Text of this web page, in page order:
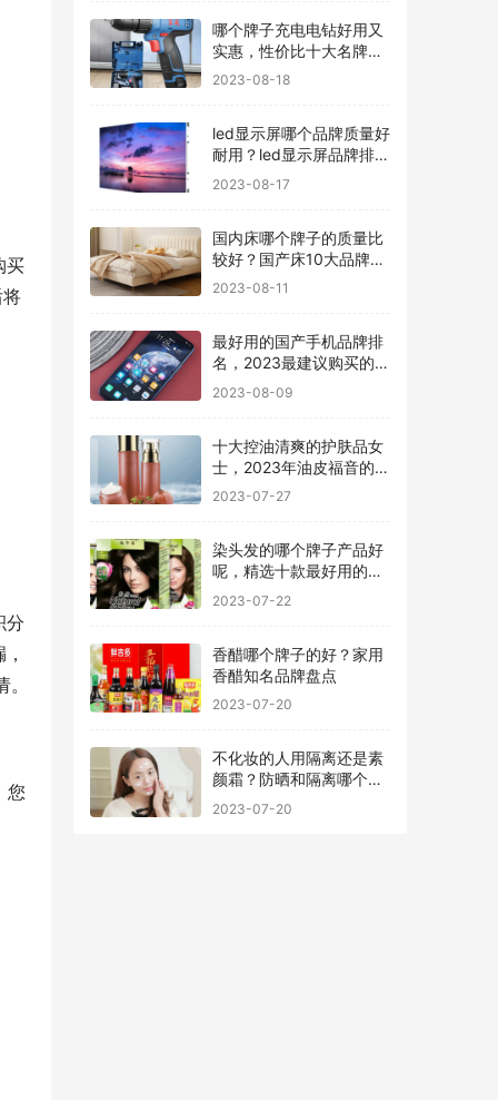
买
分
您
哪个牌子充电电钻好用又
实惠，性价比十大名牌充
电电钻排名
2023-08-18
led显示屏哪个品牌质量好
耐用？led显示屏品牌排行
前十名
2023-08-17
国内床哪个牌子的质量比
较好？国产床10大品牌最
新排名
2023-08-11
最好用的国产手机品牌排
名，2023最建议购买的5
款手机
2023-08-09
十大控油清爽的护肤品女
士，2023年油皮福音的护
肤品有哪些
2023-07-27
染头发的哪个牌子产品好
呢，精选十款最好用的染
发剂品牌
2023-07-22
香醋哪个牌子的好？家用
香醋知名品牌盘点
2023-07-20
不化妆的人用隔离还是素
颜霜？防晒和隔离哪个先
用最好
2023-07-20